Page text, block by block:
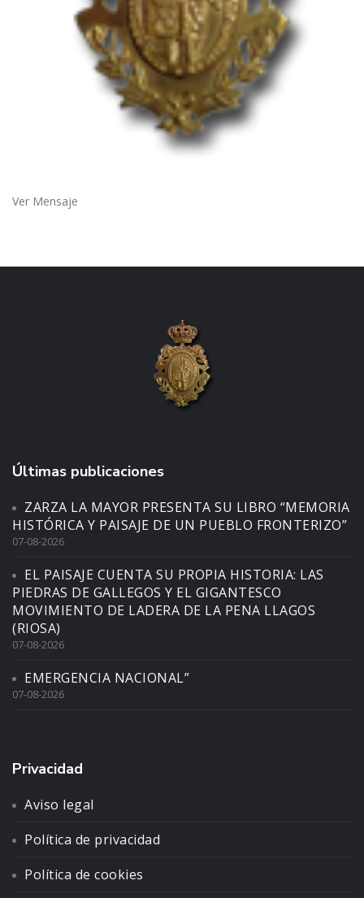
Ver Mensaje
Últimas publicaciones
ZARZA LA MAYOR PRESENTA SU LIBRO “MEMORIA
HISTÓRICA Y PAISAJE DE UN PUEBLO FRONTERIZO”
07-08-2026
EL PAISAJE CUENTA SU PROPIA HISTORIA: LAS
PIEDRAS DE GALLEGOS Y EL GIGANTESCO
MOVIMIENTO DE LADERA DE LA PENA LLAGOS
(RIOSA)
07-08-2026
EMERGENCIA NACIONAL”
07-08-2026
Privacidad
Aviso legal
Política de privacidad
Política de cookies